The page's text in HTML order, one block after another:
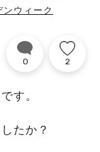
ウィーク
0 2
す。
たか？